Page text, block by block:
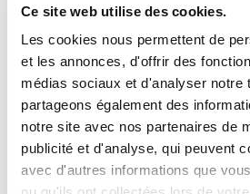
Ce site web utilise des cookies.
Les cookies nous permettent de
et les annonces, d'offrir des
médias sociaux et d'analyser notre
partageons également des
notre site avec nos partenaires de
publicité et d'analyse, qui peuvent
avec d'autres informations que
30 x 33 x 78
Poids (kg)
10.5600
2 ans